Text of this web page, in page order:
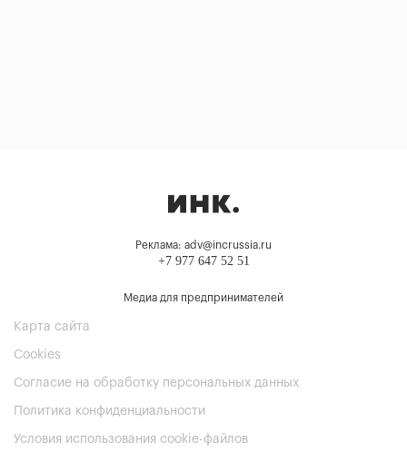
Реклама: adv@incrussia.ru
+7 977 647 52 51
Медиа для предпринимателей
Карта сайта
Cookies
Согласие на обработку персональных данных
Политика конфиденциальности
Условия использования cookie-файлов